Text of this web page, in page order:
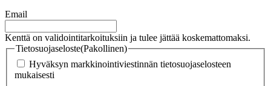
Email
Kenttä on validointitarkoituksiin ja tulee jättää koskemattomaksi.
Tietosuojaseloste(Pakollinen)
Hyväksyn markkinointiviestinnän tietosuojaselosteen
mukaisesti